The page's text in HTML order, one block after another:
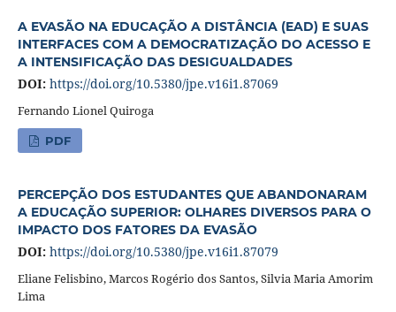
A EVASÃO NA EDUCAÇÃO A DISTÂNCIA (EAD) E SUAS
INTERFACES COM A DEMOCRATIZAÇÃO DO ACESSO E
A INTENSIFICAÇÃO DAS DESIGUALDADES
DOI: https://doi.org/10.5380/jpe.v16i1.87069
Fernando Lionel Quiroga
PDF
PERCEPÇÃO DOS ESTUDANTES QUE ABANDONARAM
A EDUCAÇÃO SUPERIOR: OLHARES DIVERSOS PARA O
IMPACTO DOS FATORES DA EVASÃO
DOI: https://doi.org/10.5380/jpe.v16i1.87079
Eliane Felisbino, Marcos Rogério dos Santos, Silvia Maria Amorim
Lima